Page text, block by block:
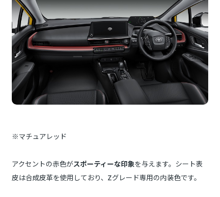
※マチュアレッド
アクセントの赤色がスポーティーな印象を与えます。シート表
皮は合成皮革を使用しており、Zグレード専用の内装色です。